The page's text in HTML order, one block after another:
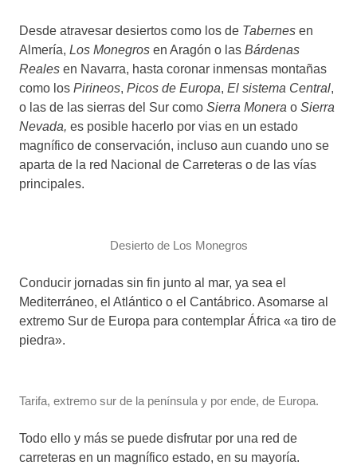
Desde atravesar desiertos como los de Tabernes en
Almería, Los Monegros en Aragón o las Bárdenas
Reales en Navarra, hasta coronar inmensas montañas
como los Pirineos, Picos de Europa, El sistema Central,
o las de las sierras del Sur como Sierra Monera o Sierra
Nevada, es posible hacerlo por vias en un estado
magnífico de conservación, incluso aun cuando uno se
aparta de la red Nacional de Carreteras o de las vías
principales.
Desierto de Los Monegros
Conducir jornadas sin fin junto al mar, ya sea el
Mediterráneo, el Atlántico o el Cantábrico. Asomarse al
extremo Sur de Europa para contemplar África «a tiro de
piedra».
Tarifa, extremo sur de la península y por ende, de Europa.
Todo ello y más se puede disfrutar por una red de
carreteras en un magnífico estado, en su mayoría.